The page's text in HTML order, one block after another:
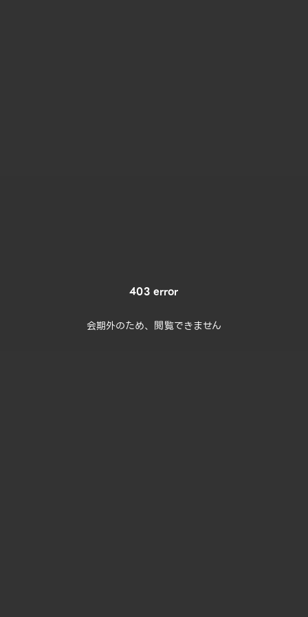
403 error
会期外のため、閲覧できません